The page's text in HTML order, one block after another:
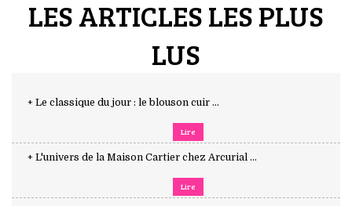
LES ARTICLES LES PLUS
LUS
+ Le classique du jour : le blouson cuir ...
Lire
+ L'univers de la Maison Cartier chez Arcurial ...
Lire